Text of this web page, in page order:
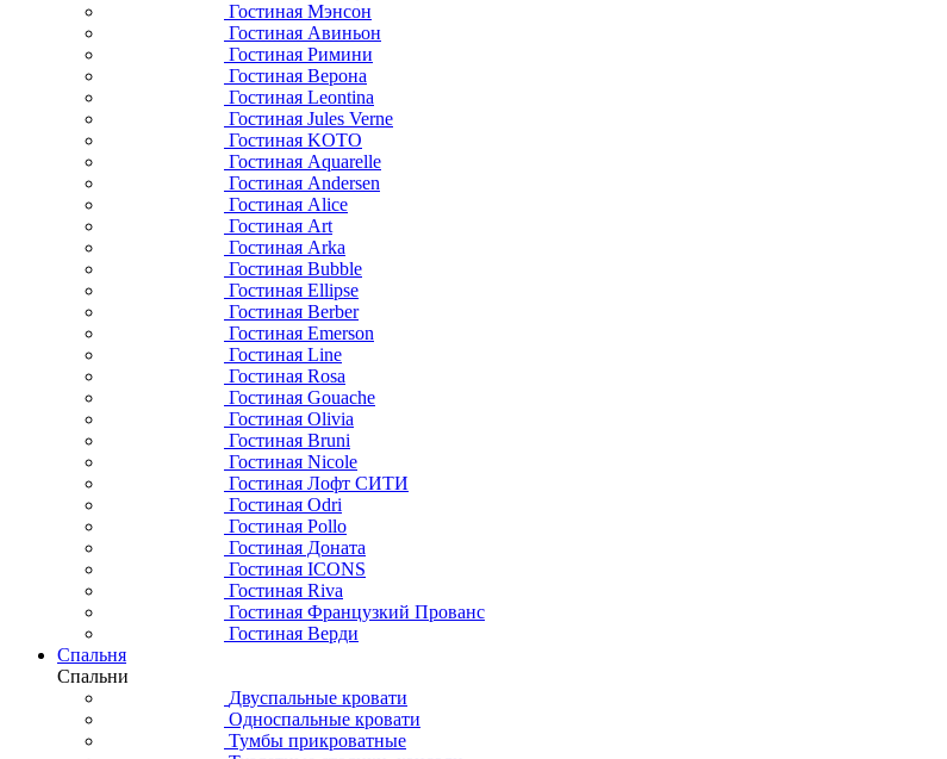
Гостиная Мэнсон
Гостиная Авиньон
Гостиная Римини
Гостиная Верона
Гостиная Leontina
Гостиная Jules Verne
Гостиная KOTO
Гостиная Aquarelle
Гостиная Andersen
Гостиная Alice
Гостиная Art
Гостиная Arka
Гостиная Bubble
Гостиная Ellipse
Гостиная Berber
Гостиная Emerson
Гостиная Line
Гостиная Rosa
Гостиная Gouache
Гостиная Olivia
Гостиная Bruni
Гостиная Nicole
Гостиная Лофт СИТИ
Гостиная Odri
Гостиная Pollo
Гостиная Доната
Гостиная ICONS
Гостиная Riva
Гостиная Французкий Прованс
Гостиная Верди
Спальня
Спальни
Двуспальные кровати
Односпальные кровати
Тумбы прикроватные